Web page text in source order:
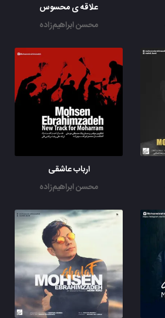
علاقه ی محسوس
محسن ابراهیم‌زاده
ارباب عاشقی
محسن ابراهیم‌زاده